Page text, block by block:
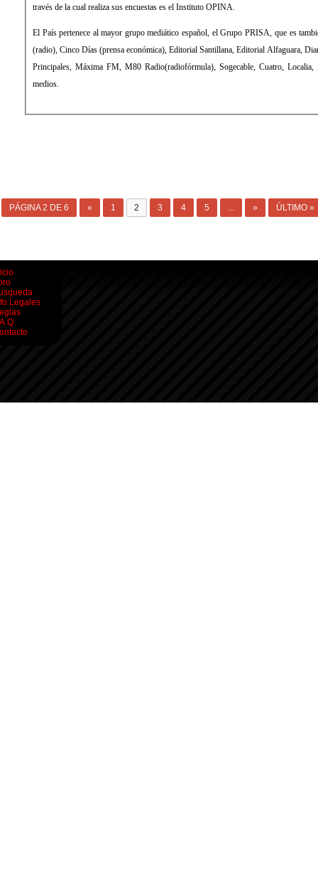
través de la cual realiza sus encuestas es el Instituto OPINA.
El País pertenece al mayor grupo mediático español, el Grupo PRISA, que es también propietario de la Cadena SER
(radio), Cinco Días (prensa económica), Editorial Santillana, Editorial Alfaguara, Diario As (prensa deportiva), Los 40
Principales, Máxima FM, M80 Radio(radiofórmula), Sogecable, Cuatro, Localia, Digital+ (televisión), entre otros
medios.
PÁGINA 2 DE 6 « 1 2 3 4 5 » ÚLTIMO »
Legales